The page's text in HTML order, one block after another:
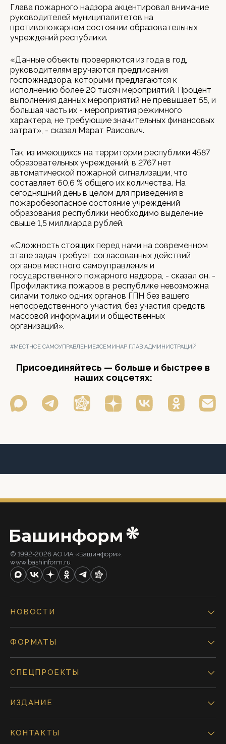
Глава пожарного надзора акцентировал внимание
руководителей муниципалитетов на
противопожарном состоянии образовательных
учреждений республики.
«Данные объекты проверяются из года в год,
руководителям вручаются предписания
госпожнадзора, которыми предлагаются к
исполнению более 20 тысяч мероприятий. Процент
выполнения данных мероприятий не превышает 55, и
большая часть их - мероприятия режимного
характера, не требующие значительных финансовых
затрат», - сказал Марат Раисович.
Так, из имеющихся на территории республики 4587
образовательных учреждений, в 2767 нет
автоматической пожарной сигнализации, что
составляет 60,6 % общего их количества. На
сегодняшний день в целом для приведения в
пожаробезопасное состояние учреждений
образования республики необходимо выделение
свыше 1,5 миллиарда рублей.
«Сложность стоящих перед нами на современном
этапе задач требует согласованных действий
органов местного самоуправления и
государственного пожарного надзора, - сказал он. -
Профилактика пожаров в республике невозможна
силами только одних органов ГПН без вашего
непосредственного участия, без участия средств
массовой информации и общественных
организаций».
#МЕСТНОЕ САМОУПРАВЛЕНИЕ#СЕМИНАР ГЛАВ АДМИНИСТРАЦИЙ
Присоединяйтесь — больше и быстрее в
наших соцсетях:
© 1992-2026 АО ИА «Башинформ».
www.bashinform.ru
НОВОСТИ
ФОРМАТЫ
СПЕЦПРОЕКТЫ
ИЗДАНИЕ
КОНТАКТЫ